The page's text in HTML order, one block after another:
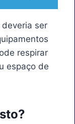
a
r
e
o
n
ser
respirar
espaço de